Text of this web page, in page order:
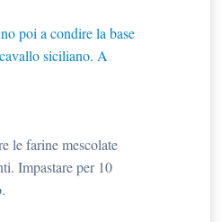
poi a condire la base
siciliano. A
le farine mescolate
Impastare per 10